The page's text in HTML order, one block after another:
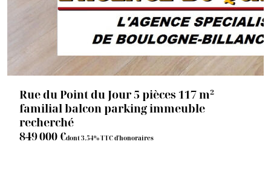
Rue du Point du Jour 5 pièces 117 m²
familial balcon parking immeuble
recherché
849 000 €dont 3.54% TTC d'honoraires